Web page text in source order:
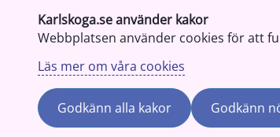
Karlskoga.se använder kakor
Webbplatsen använder cookies för att
Läs mer om våra cookies
Godkänn alla kakor Godkänn